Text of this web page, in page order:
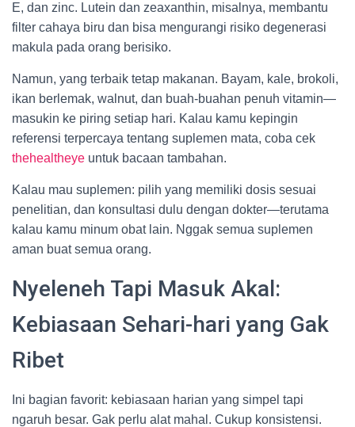
E, dan zinc. Lutein dan zeaxanthin, misalnya, membantu
filter cahaya biru dan bisa mengurangi risiko degenerasi
makula pada orang berisiko.
Namun, yang terbaik tetap makanan. Bayam, kale, brokoli,
ikan berlemak, walnut, dan buah-buahan penuh vitamin—
masukin ke piring setiap hari. Kalau kamu kepingin
referensi terpercaya tentang suplemen mata, coba cek
thehealtheye untuk bacaan tambahan.
Kalau mau suplemen: pilih yang memiliki dosis sesuai
penelitian, dan konsultasi dulu dengan dokter—terutama
kalau kamu minum obat lain. Nggak semua suplemen
aman buat semua orang.
Nyeleneh Tapi Masuk Akal:
Kebiasaan Sehari-hari yang Gak
Ribet
Ini bagian favorit: kebiasaan harian yang simpel tapi
ngaruh besar. Gak perlu alat mahal. Cukup konsistensi.